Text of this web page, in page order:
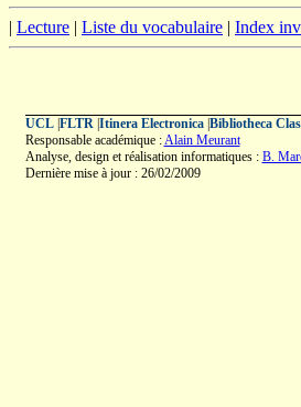
| Lecture | Liste du vocabulaire | Index
UCL| FLTR| Itinera Electronica| Bibliotheca
Responsable académique :Alain Meurant
Analyse, design et réalisation informatiques : B.
Dernière mise à jour : 26/02/2009